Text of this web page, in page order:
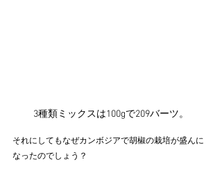
3種類ミックスは100gで209バーツ。
それにしてもなぜカンボジアで胡椒の栽培が盛んに
なったのでしょう？